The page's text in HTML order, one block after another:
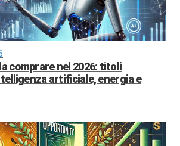
comprare nel 2026: titoli
artificiale, energia e